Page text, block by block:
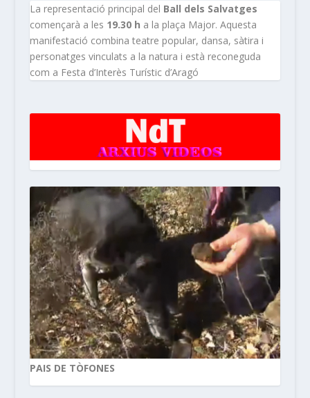
La representació principal del Ball dels Salvatges
començarà a les 19.30 h a la plaça Major. Aquesta
manifestació combina teatre popular, dansa, sàtira i
personatges vinculats a la natura i està reconeguda
com a Festa d’Interès Turístic d’Aragó
PAIS DE TÒFONES